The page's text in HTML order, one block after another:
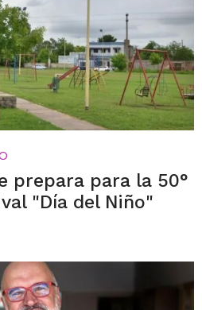
prepara para la 50°
"Día del Niño"